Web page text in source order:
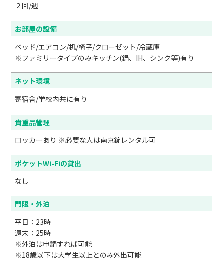
２回/週
お部屋の設備
ベッド/エアコン/机/椅子/クローゼット/冷蔵庫
※ファミリータイプのみキッチン(鍋、IH、シンク等)有り
ネット環境
寄宿舎/学校内共に有り
貴重品管理
ロッカーあり ※必要な人は南京錠レンタル可
ポケットWi-Fiの貸出
なし
門限・外泊
平日：23時
週末：25時
※外泊は申請すれば可能
※18歳以下は大学生以上とのみ外出可能